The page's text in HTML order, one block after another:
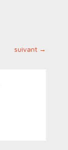
suivant →